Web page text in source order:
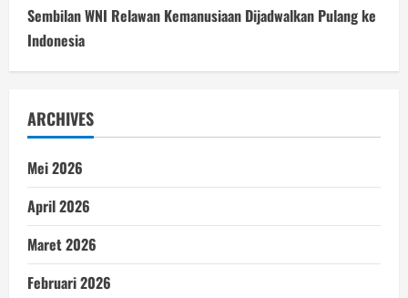
Sembilan WNI Relawan Kemanusiaan Dijadwalkan Pulang ke
Indonesia
ARCHIVES
Mei 2026
April 2026
Maret 2026
Februari 2026